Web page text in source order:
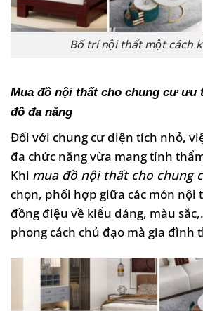
Bố trí nội thất một cách
Mua đồ nội thất cho chung cư ưu
đồ đa năng
Đối với chung cư diện tích nhỏ,
đa chức năng vừa mang tính
Khi mua đồ nội thất cho chung
chọn, phối hợp giữa các món nội
đồng điệu về kiểu dáng, màu
phong cách chủ đạo mà gia đình